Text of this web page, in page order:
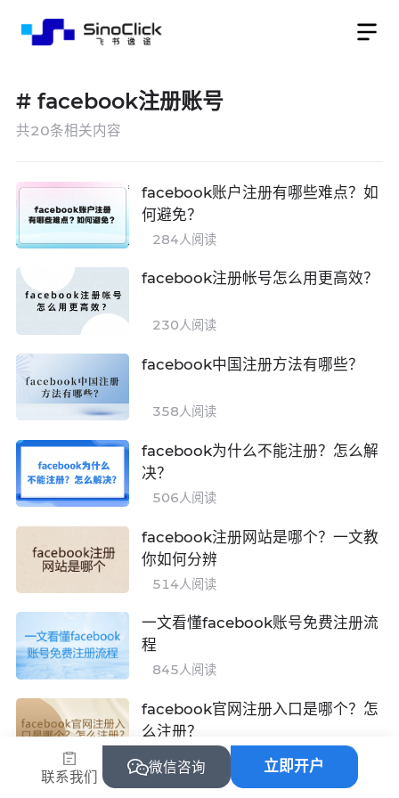
# facebook注册账号
共20条相关内容
facebook账户注册有哪些难点？如
何避免？
284人阅读
facebook注册帐号怎么用更高效？
230人阅读
facebook中国注册方法有哪些？
358人阅读
facebook为什么不能注册？怎么解
决？
506人阅读
facebook注册网站是哪个？一文教
你如何分辨
514人阅读
一文看懂facebook账号免费注册流
程
845人阅读
facebook官网注册入口是哪个？怎
么注册？
873 人阅读
联系我们
微信咨询 立即开户